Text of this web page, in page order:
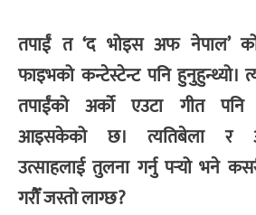
तपाईं त ‘द भोइस अफ नेपाल’
फाइभको कन्टेस्टेन्ट पनि हुनुहुन्थ्यो।
तपाईंको अर्को एउटा गीत पनि
आइसकेको छ। त्यतिबेला र
उत्साहलाई तुलना गर्नु पर्‍यो भने
गरौँ जस्तो लाग्छ?